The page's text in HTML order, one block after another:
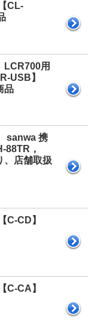
CL-
用
USB】
品
sanwa 携
88TR，
店舗取扱
C-CD】
C-CA】